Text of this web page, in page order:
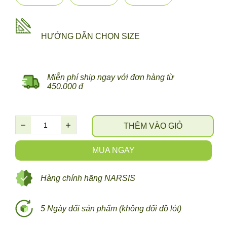
MUA NGAY
THÊM VÀO GIỎ
HƯỚNG DẪN CHỌN SIZE
Miễn phí ship ngay với đơn hàng từ
450.000 đ
5 Ngày đổi sản phẩm (không đổi đồ lót)
Hàng chính hãng NARSIS